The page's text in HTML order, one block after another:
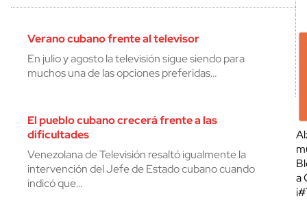
Verano cubano frente al televisor
En julio y agosto la televisión sigue siendo para
muchos una de las opciones preferidas…
El pueblo cubano crecerá frente a las
dificultades
Venezolana de Televisión resaltó igualmente la
intervención del Jefe de Estado cubano cuando
indicó que…
a